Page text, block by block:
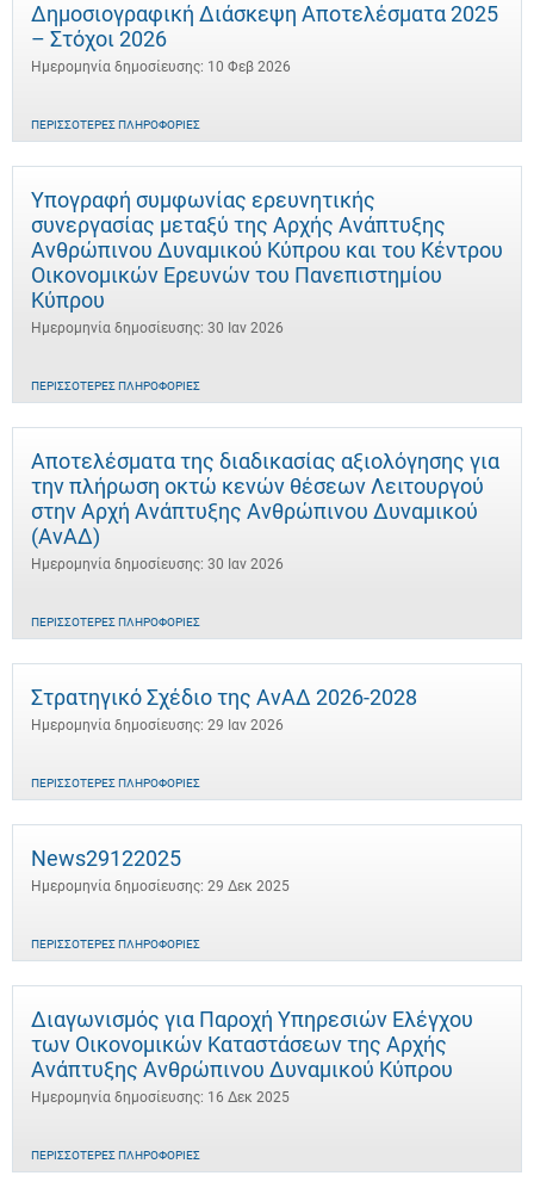
Δημοσιογραφική Διάσκεψη Αποτελέσματα 2025
– Στόχοι 2026
Ημερομηνία δημοσίευσης: 10 Φεβ 2026
ΠΕΡΙΣΣΌΤΕΡΕΣ ΠΛΗΡΟΦΟΡΊΕΣ
Υπογραφή συμφωνίας ερευνητικής
συνεργασίας μεταξύ της Αρχής Ανάπτυξης
Ανθρώπινου Δυναμικού Κύπρου και του Κέντρου
Οικονομικών Ερευνών του Πανεπιστημίου
Κύπρου
Ημερομηνία δημοσίευσης: 30 Ιαν 2026
ΠΕΡΙΣΣΌΤΕΡΕΣ ΠΛΗΡΟΦΟΡΊΕΣ
Αποτελέσματα της διαδικασίας αξιολόγησης για
την πλήρωση οκτώ κενών θέσεων Λειτουργού
στην Αρχή Ανάπτυξης Ανθρώπινου Δυναμικού
(ΑνΑΔ)
Ημερομηνία δημοσίευσης: 30 Ιαν 2026
ΠΕΡΙΣΣΌΤΕΡΕΣ ΠΛΗΡΟΦΟΡΊΕΣ
Στρατηγικό Σχέδιο της ΑνΑΔ 2026-2028
Ημερομηνία δημοσίευσης: 29 Ιαν 2026
ΠΕΡΙΣΣΌΤΕΡΕΣ ΠΛΗΡΟΦΟΡΊΕΣ
News29122025
Ημερομηνία δημοσίευσης: 29 Δεκ 2025
ΠΕΡΙΣΣΌΤΕΡΕΣ ΠΛΗΡΟΦΟΡΊΕΣ
Διαγωνισμός για Παροχή Υπηρεσιών Ελέγχου
των Οικονομικών Καταστάσεων της Αρχής
Ανάπτυξης Ανθρώπινου Δυναμικού Κύπρου
Ημερομηνία δημοσίευσης: 16 Δεκ 2025
ΠΕΡΙΣΣΌΤΕΡΕΣ ΠΛΗΡΟΦΟΡΊΕΣ